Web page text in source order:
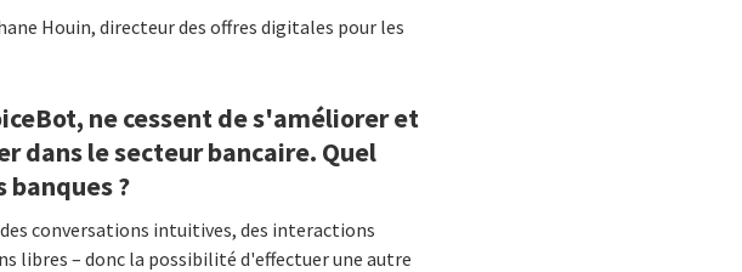
Houin, directeur des offres digitales pour les
ne cessent de s'améliorer et
dans le secteur bancaire. Quel
?
conversations intuitives, des interactions
libres – donc la possibilité d'effectuer une autre